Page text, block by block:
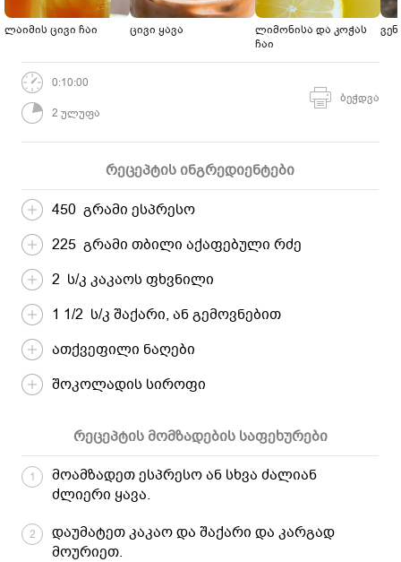
ლაიმის ცივი ჩაი ცივი ყავა
ლიმონისა და კოჭას
ჩაი
0:10:00
2 ულუფა
ბეჭდვა
რეცეპტის ინგრედიენტები
450 გრამი ესპრესო
225 გრამი თბილი აქაფებული რძე
2 ს/კ კაკაოს ფხვნილი
1 1/2 ს/კ შაქარი, ან გემოვნებით
ათქვეფილი ნაღები
შოკოლადის სიროფი
რეცეპტის მომზადების საფეხურები
1
მოამზადეთ ესპრესო ან სხვა ძალიან
ძლიერი ყავა.
2
დაუმატეთ კაკაო და შაქარი და კარგად
მოურიეთ.